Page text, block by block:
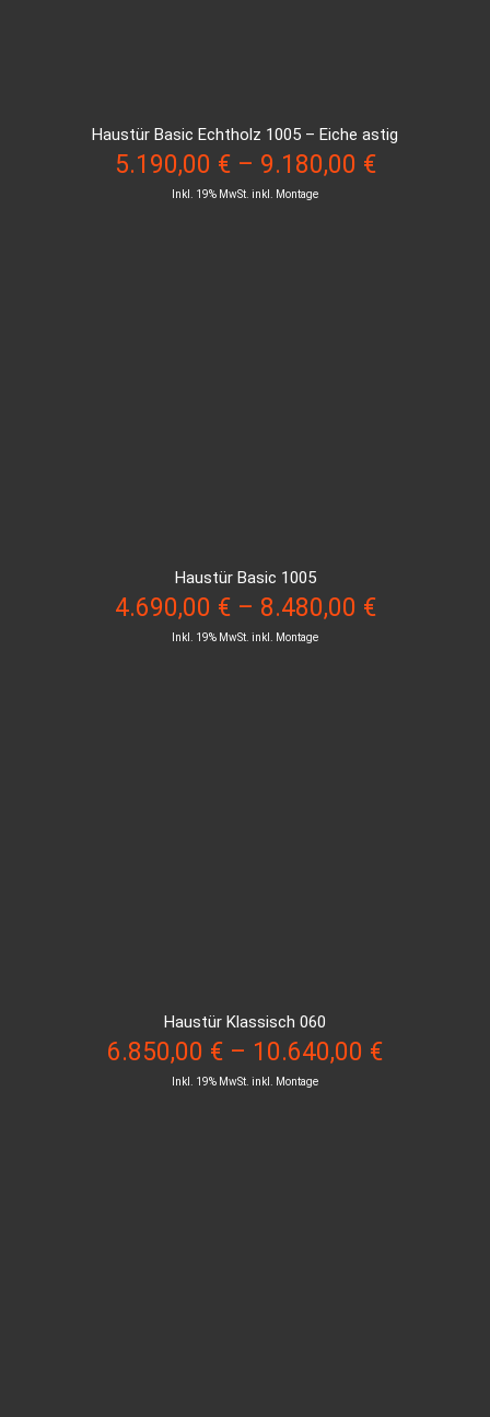
Haustür Basic Echtholz 1005 – Eiche astig
5.190,00 €– 9.180,00 €
Inkl. 19% MwSt. inkl. Montage
Haustür Basic 1005
4.690,00 €– 8.480,00 €
Inkl. 19% MwSt. inkl. Montage
Haustür Klassisch 060
6.850,00 € – 10.640,00 €
Inkl. 19% MwSt. inkl. Montage